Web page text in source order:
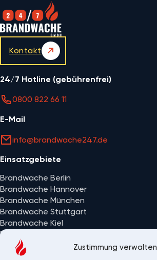
Zustimmung verwalten
Kontakt
24/7 Hotline (gebührenfrei)
0800 822 66 11
E-Mail
info@brandwache247.de
Einsatzgebiete
Brandwache Berlin
Brandwache Hannover
Brandwache München
Brandwache Stuttgart
Brandwache Kiel
Brandwache Wiesbaden
Alle Einsatzorte